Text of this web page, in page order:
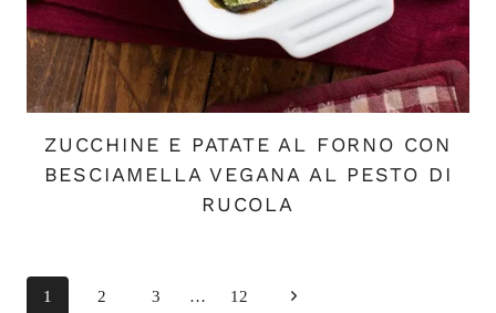
ZUCCHINE E PATATE AL FORNO CON
BESCIAMELLA VEGANA AL PESTO DI
RUCOLA
Navigazione
1 2 3 … 12 Pagina